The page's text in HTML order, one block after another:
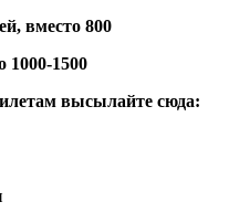
вместо 800
1000-1500
высылайте сюда: